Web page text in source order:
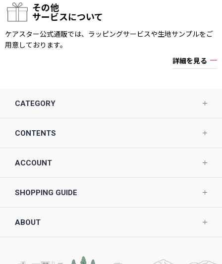
その他
サービスについて
ケアスター公式通販では、ラッピングサービスや生地サンプルをご
用意しております。
詳細を見る
CATEGORY
CONTENTS
ACCOUNT
SHOPPING GUIDE
ABOUT